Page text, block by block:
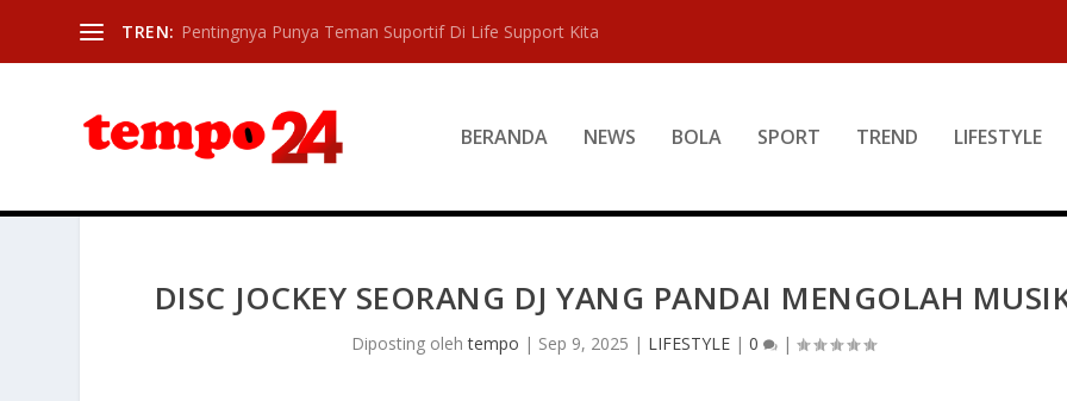
TREN: Pentingnya Punya Teman Suportif Di Life Support Kita
BERANDA NEWS BOLA SPORT TREND LIFESTYLE
DISC JOCKEY SEORANG DJ YANG PANDAI MENGOLAH
Diposting olehtempo | Sep 9, 2025 | LIFESTYLE| 0 |